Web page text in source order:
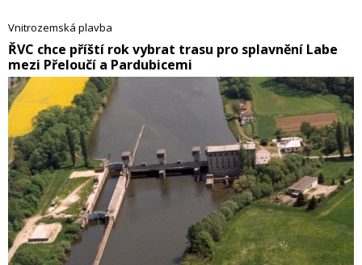
vybudované Ředitelstvím vodních cest ČR nyní zajistí nejen
bezpečnější a pohodlnější stání plavidel, ale také přípojky elektřiny a
vody, obdobně jako na jiných nových přístavištích.
Vnitrozemská plavba
ŘVC chce příští rok vybrat trasu pro splavnění Labe
mezi Přeloučí a Pardubicemi